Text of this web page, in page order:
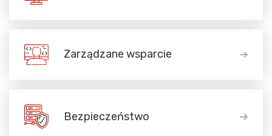
Zarządzane wsparcie
Bezpieczeństwo